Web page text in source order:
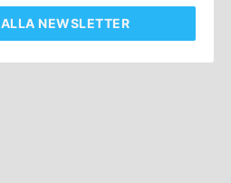
ALLA NEWSLETTER